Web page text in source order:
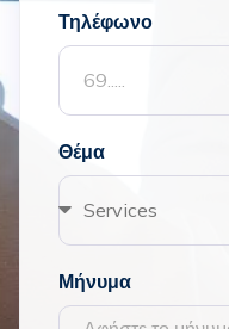
Τηλέφωνο
Θέμα
Μήνυμα